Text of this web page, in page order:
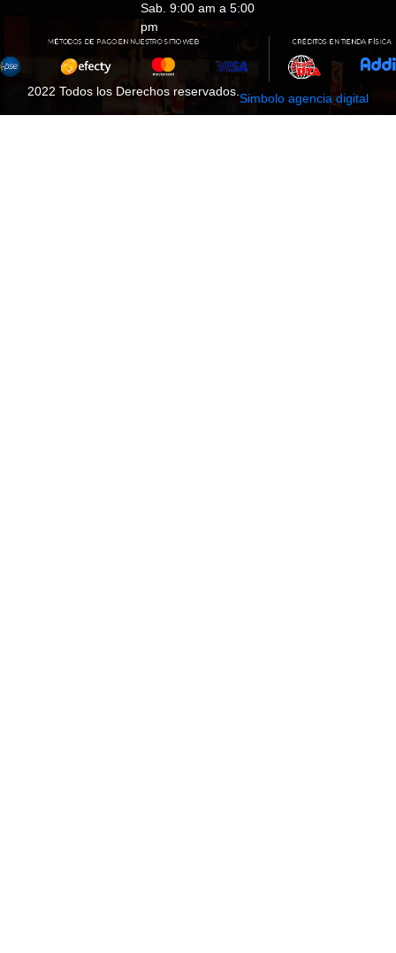
Sab. 9:00 am a 5:00
pm
2022 Todos los Derechos reservados. Simbolo agencia digital